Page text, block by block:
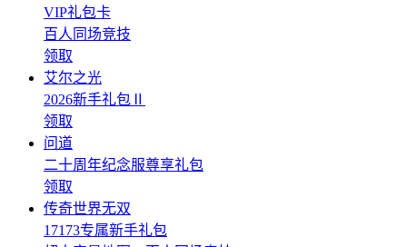
VIP礼包卡
百人同场竞技
领取
艾尔之光
2026新手礼包Ⅱ
领取
问道
二十周年纪念服尊享礼包
领取
传奇世界无双
17173专属新手礼包